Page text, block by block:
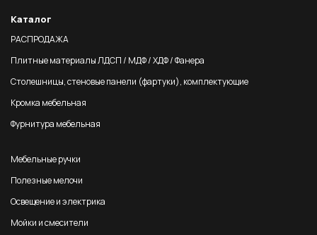
Каталог
РАСПРОДАЖА
Плитные материалы ЛДСП / МДФ / ХДФ / Фанера
Столешницы, стеновые панели (фартуки), комплектующие
Кромка мебельная
Фурнитура мебельная
Мебельные ручки
Полезные мелочи
Освещение и электрика
Мойки и смесители